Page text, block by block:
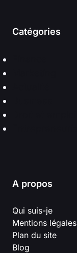
Catégories
A propos
Qui suis-je
Mentions légales
Plan du site
Blog